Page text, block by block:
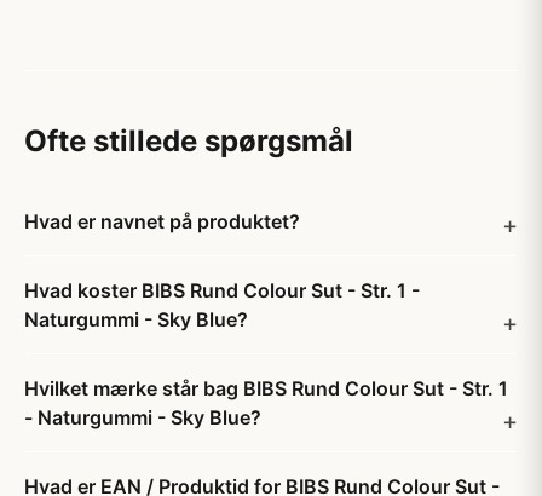
Ofte stillede spørgsmål
Hvad er navnet på produktet?
Hvad koster BIBS Rund Colour Sut - Str. 1 -
Naturgummi - Sky Blue?
Hvilket mærke står bag BIBS Rund Colour Sut - Str. 1
- Naturgummi - Sky Blue?
Hvad er EAN / Produktid for BIBS Rund Colour Sut -